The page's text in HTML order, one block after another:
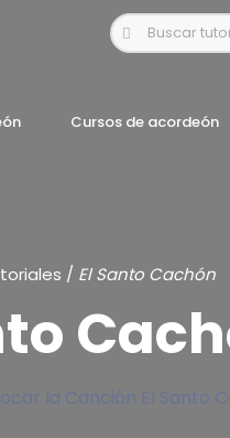
Cursos de acordeón
/ El Santo Cachón
la Canción El Santo